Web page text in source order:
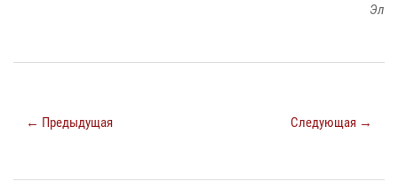
Эл
← Предыдущая Следующая →